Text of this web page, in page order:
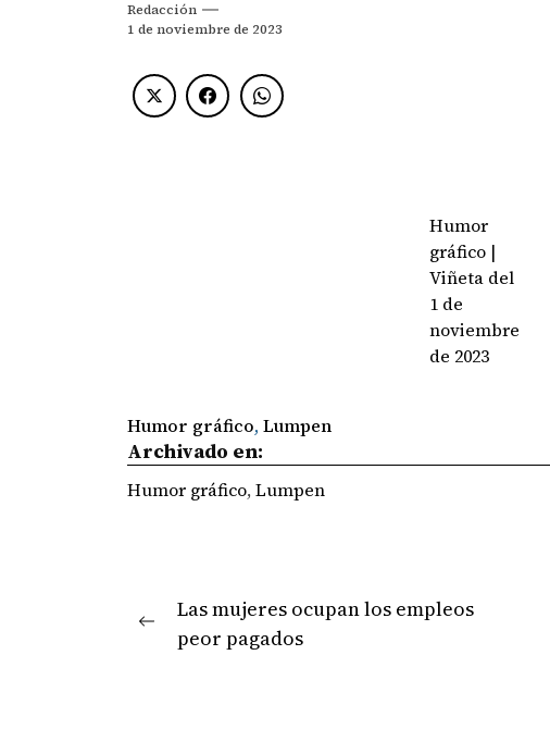
Redacción
1 de noviembre de 2023
Humor
gráfico |
Viñeta del
1 de
noviembre
de 2023
Humor gráfico, Lumpen
Archivado en:
Humor gráfico,Lumpen
Navegación
Previous
Las mujeres ocupan los empleos
peor pagados